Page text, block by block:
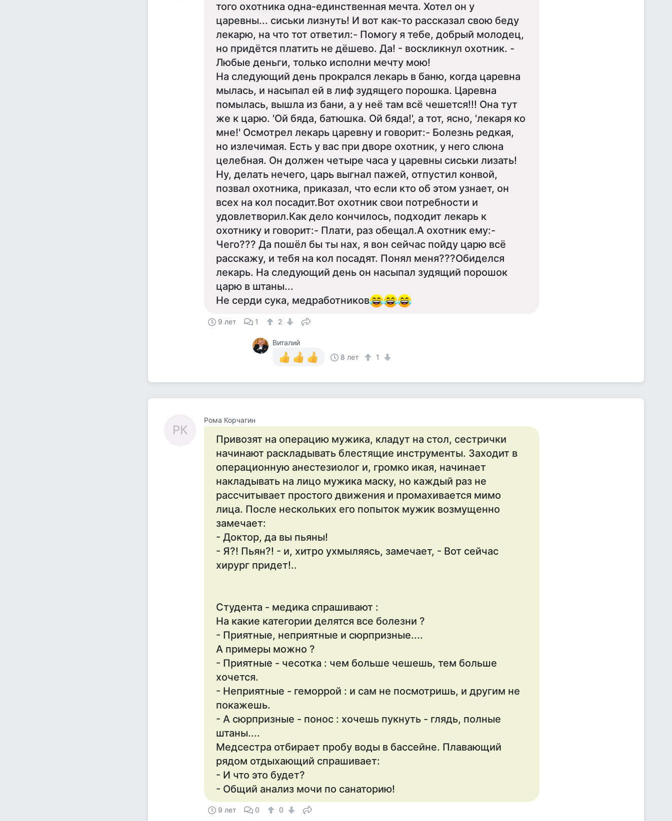
того охотника одна-единственная мечта. Хотел он у
царевны... сиськи лизнуть! И вот как-то рассказал свою беду
лекарю, на что тот ответил:- Помогу я тебе, добрый молодец,
но придётся платить не дёшево. Да! - воскликнул охотник. -
Любые деньги, только исполни мечту мою!
На следующий день прокрался лекарь в баню, когда царевна
мылась, и насыпал ей в лиф зудящего порошка. Царевна
помылась, вышла из бани, а у неё там всё чешется!!! Она тут
же к царю. 'Ой бяда, батюшка. Ой бяда!', а тот, ясно, 'лекаря ко
мне!' Осмотрел лекарь царевну и говорит:- Болезнь редкая,
но излечимая. Есть у вас при дворе охотник, у него слюна
целебная. Он должен четыре часа у царевны сиськи лизать!
Ну, делать нечего, царь выгнал пажей, отпустил конвой,
позвал охотника, приказал, что если кто об этом узнает, он
всех на кол посадит.Вот охотник свои потребности и
удовлетворил.Как дело кончилось, подходит лекарь к
охотнику и говорит:- Плати, раз обещал.А охотник ему:-
Чего??? Да пошёл бы ты нах, я вон сейчас пойду царю всё
расскажу, и тебя на кол посадят. Понял меня???Обиделся
лекарь. На следующий день он насыпал зудящий порошок
царю в штаны...
Не серди сука, медработников
9 лет 1 2
Виталий
8 лет
1
РК
Рома Корчагин
Привозят на операцию мужика, кладут на стол, сестрички
начинают раскладывать блестящие инструменты. Заходит в
операционную анестезиолог и, громко икая, начинает
накладывать на лицо мужика маску, но каждый раз не
рассчитывает простого движения и промахивается мимо
лица. После нескольких его попыток мужик возмущенно
замечает:
- Доктор, да вы пьяны!
- Я?! Пьян?! - и, хитро ухмыляясь, замечает, - Вот сейчас
хирург придет!..
Студента - медика спрашивают :
На какие категории делятся все болезни ?
- Приятные, неприятные и сюрпризные....
А примеры можно ?
- Приятные - чесотка : чем больше чешешь, тем больше
хочется.
- Неприятные - геморрой : и сам не посмотришь, и другим не
покажешь.
- А сюрпризные - понос : хочешь пукнуть - глядь, полные
штаны....
Медсестра отбирает пробу воды в бассейне. Плавающий
рядом отдыхающий спрашивает:
- И что это будет?
- Общий анализ мочи по санаторию!
9 лет 0 0